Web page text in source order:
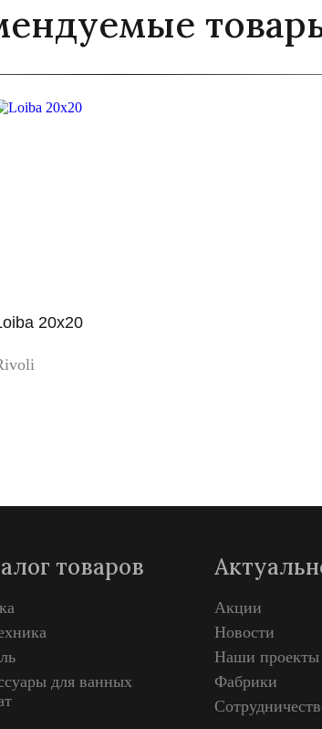
20x20
товаров
для ванных
Акции
Новости
Наши проекты
Фабрики